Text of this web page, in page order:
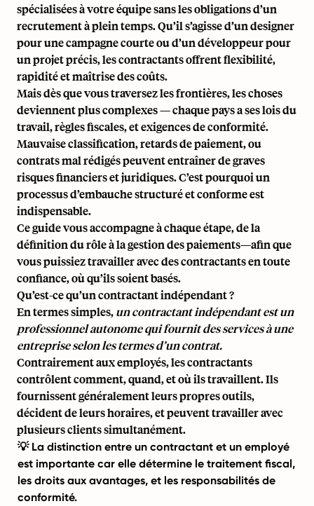
spécialisées à votre équipe sans les obligations d’un
recrutement à plein temps. Qu’il s’agisse d’un designer
pour une campagne courte ou d’un développeur pour
un projet précis, les contractants offrent flexibilité,
rapidité et maîtrise des coûts.
Mais dès que vous traversez les frontières, les choses
deviennent plus complexes — chaque pays a ses lois du
travail, règles fiscales, et exigences de conformité.
Mauvaise classification, retards de paiement, ou
contrats mal rédigés peuvent entraîner de graves
risques financiers et juridiques. C’est pourquoi un
processus d’embauche structuré et conforme est
indispensable.
Ce guide vous accompagne à chaque étape, de la
définition du rôle à la gestion des paiements—afin que
vous puissiez travailler avec des contractants en toute
confiance, où qu’ils soient basés.
Qu’est-ce qu’un contractant indépendant ?
En termes simples,un contractant indépendant est un
professionnel autonome qui fournit des services à une
entreprise selon les termes d’un contrat.
Contrairement aux employés, les contractants
contrôlent comment, quand, et où ils travaillent. Ils
fournissent généralement leurs propres outils,
décident de leurs horaires, et peuvent travailler avec
plusieurs clients simultanément.
💡 La distinction entre un contractant et un employé
est importante car elle détermine le traitement fiscal,
les droits aux avantages, et les responsabilités de
conformité.